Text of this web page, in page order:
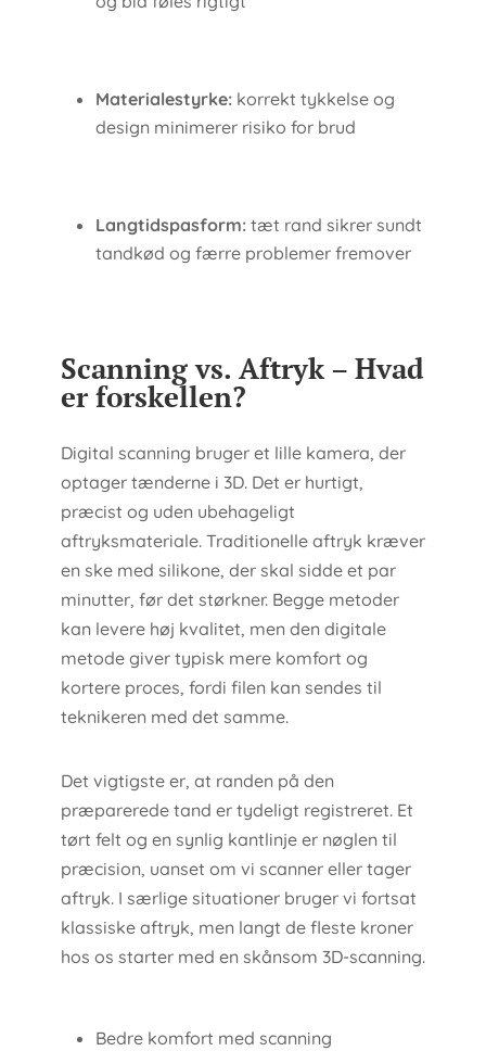
Materialestyrke:korrekt tykkelse og
design minimerer risiko for brud
Langtidspasform:tæt rand sikrer sundt
tandkød og færre problemer fremover
Scanning vs. Aftryk – Hvad
er forskellen?
Digital scanning bruger et lille kamera, der
optager tænderne i 3D. Det er hurtigt,
præcist og uden ubehageligt
aftryksmateriale. Traditionelle aftryk kræver
en ske med silikone, der skal sidde et par
minutter, før det størkner. Begge metoder
kan levere høj kvalitet, men den digitale
metode giver typisk mere komfort og
kortere proces, fordi filen kan sendes til
teknikeren med det samme.
Det vigtigste er, at randen på den
præparerede tand er tydeligt registreret. Et
tørt felt og en synlig kantlinje er nøglen til
præcision, uanset om vi scanner eller tager
aftryk. I særlige situationer bruger vi fortsat
klassiske aftryk, men langt de fleste kroner
hos os starter med en skånsom 3D-scanning.
Bedre komfort med scanning